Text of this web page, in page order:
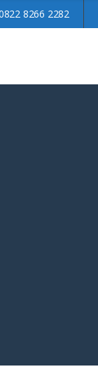
8266 2282